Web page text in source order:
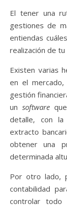
El tener una
gestiones de
entiendas
realización de
Existen varias
en el mercado,
gestión
un software
detalle, con
extracto
obtener una
determinada
Por otro lado,
contabilidad
controlar